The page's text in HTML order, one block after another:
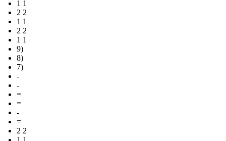
1 1
2 2
1 1
2 2
1 1
9)
8)
7)
-
-
=
=
-
=
2 2